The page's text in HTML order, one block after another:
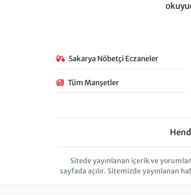
Sakarya Nöbetçi Eczaneler
Tüm Manşetler
Sitede yayınlanan içerik ve
sayfada açılır. Sitemizde yayınlanan